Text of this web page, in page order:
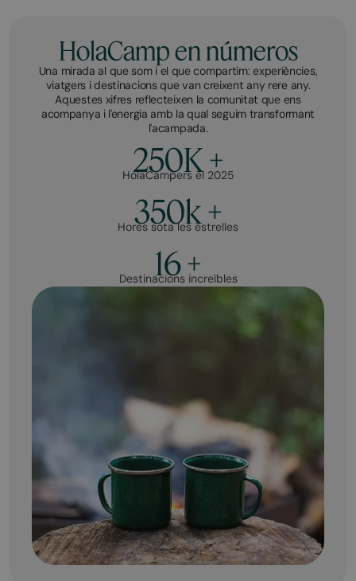
HolaCamp en números
Una mirada al que som i el que compartim: experiències,
viatgers i destinacions que van creixent any rere any.
Aquestes xifres reflecteixen la comunitat que ens
acompanya i l'energia amb la qual seguim transformant
l'acampada.
250K +
HolaCampers el 2025
350k +
Hores sota les estrelles
16 +
Destinacions increïbles